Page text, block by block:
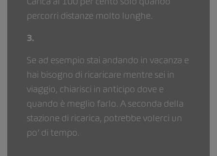
percorri distanze molto lunghe.
3.
Se ad esempio stai andando in vacanza e
hai bisogno di ricaricare mentre sei in
viaggio, chiarisci in anticipo dove e
quando è meglio farlo. A seconda della
stazione di ricarica, potrebbe volerci un
po’ di tempo.